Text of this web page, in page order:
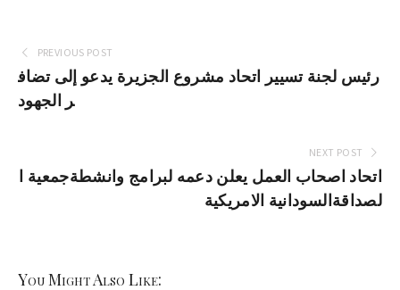
PREVIOUS POST
رئيس لجنة تسيير اتحاد مشروع الجزيرة يدعو إلى تضاف
ر الجهود
NEXT POST
اتحاد اصحاب العمل يعلن دعمه لبرامج وانشطةجمعية ا
لصداقةالسودانية الامريكية
You Might Also Like: